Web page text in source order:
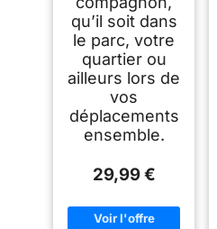
qu’il soit dans
le parc, votre
quartier ou
ailleurs lors de
vos
déplacements
ensemble.
29,99 €